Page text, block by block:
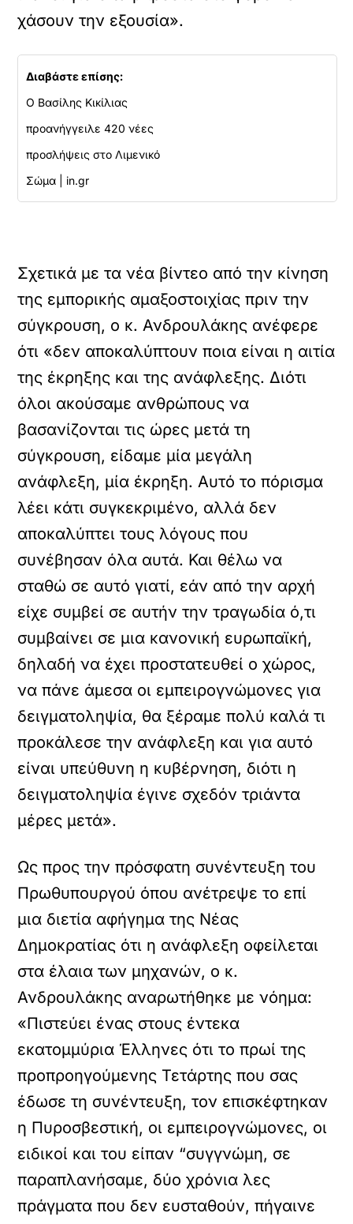
χάσουν την εξουσία».
Διαβάστε επίσης:
Ο Βασίλης Κικίλιας
προανήγγειλε 420 νέες
προσλήψεις στο Λιμενικό
Σώμα | in.gr
Σχετικά με τα νέα βίντεο από την κίνηση
της εμπορικής αμαξοστοιχίας πριν την
σύγκρουση, ο κ. Ανδρουλάκης ανέφερε
ότι «δεν αποκαλύπτουν ποια είναι η αιτία
της έκρηξης και της ανάφλεξης. Διότι
όλοι ακούσαμε ανθρώπους να
βασανίζονται τις ώρες μετά τη
σύγκρουση, είδαμε μία μεγάλη
ανάφλεξη, μία έκρηξη. Αυτό το πόρισμα
λέει κάτι συγκεκριμένο, αλλά δεν
αποκαλύπτει τους λόγους που
συνέβησαν όλα αυτά. Και θέλω να
σταθώ σε αυτό γιατί, εάν από την αρχή
είχε συμβεί σε αυτήν την τραγωδία ό,τι
συμβαίνει σε μια κανονική ευρωπαϊκή,
δηλαδή να έχει προστατευθεί ο χώρος,
να πάνε άμεσα οι εμπειρογνώμονες για
δειγματοληψία, θα ξέραμε πολύ καλά τι
προκάλεσε την ανάφλεξη και για αυτό
είναι υπεύθυνη η κυβέρνηση, διότι η
δειγματοληψία έγινε σχεδόν τριάντα
μέρες μετά».
Ως προς την πρόσφατη συνέντευξη του
Πρωθυπουργού όπου ανέτρεψε το επί
μια διετία αφήγημα της Νέας
Δημοκρατίας ότι η ανάφλεξη οφείλεται
στα έλαια των μηχανών, ο κ.
Ανδρουλάκης αναρωτήθηκε με νόημα:
«Πιστεύει ένας στους έντεκα
εκατομμύρια Έλληνες ότι το πρωί της
προπροηγούμενης Τετάρτης που σας
έδωσε τη συνέντευξη, τον επισκέφτηκαν
η Πυροσβεστική, οι εμπειρογνώμονες, οι
ειδικοί και του είπαν “συγγνώμη, σε
παραπλανήσαμε, δύο χρόνια λες
πράγματα που δεν ευσταθούν, πήγαινε